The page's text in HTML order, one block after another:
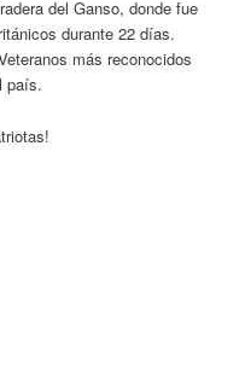
del Ganso, donde fue
durante 22 días.
más reconocidos
país.